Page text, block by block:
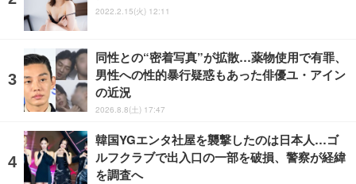
2022.2.15(火) 12:11
同性との“密着写真”が拡散…薬物使用で有罪、
男性への性的暴行疑惑もあった俳優ユ・アイン
の近況
2026.8.8(土) 17:47
韓国YGエンタ社屋を襲撃したのは日本人…ゴ
ルフクラブで出入口の一部を破損、警察が経緯
を調査へ